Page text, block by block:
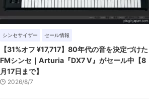
シンセサイザー セール情報
【31%オフ ¥17,717】80年代の音を決定づけた
FMシンセ｜Arturia『DX7 V』がセール中【8
月17日まで】
2026/8/7